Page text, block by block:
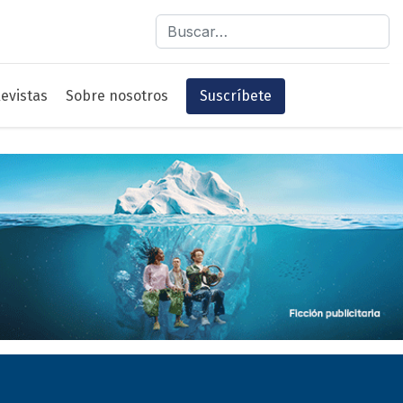
Buscar
Sobre nosotros Suscríbete